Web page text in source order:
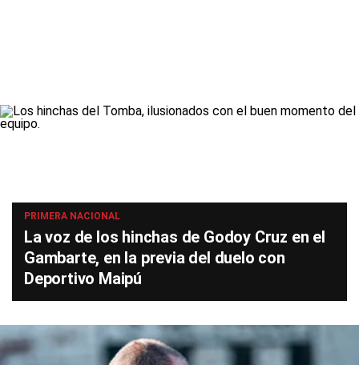
PRIMERA NACIONAL
La voz de los hinchas de Godoy Cruz en el
Gambarte, en la previa del duelo con
Deportivo Maipú